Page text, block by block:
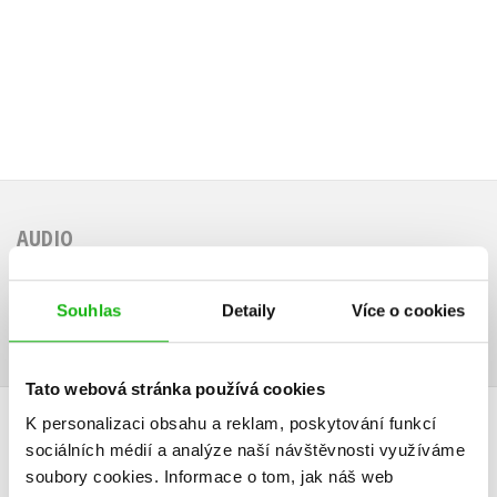
Souhlas Detaily Více o cookies
Tato webová stránka používá cookies
K personalizaci obsahu a reklam, poskytování funkcí
sociálních médií a analýze naší návštěvnosti využíváme
soubory cookies. Informace o tom, jak náš web
AUDIO
HODNOCENÍ ČTENÁŘŮ